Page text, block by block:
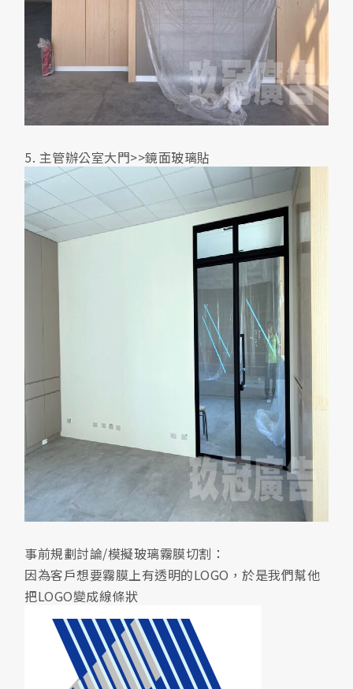
5. 主管辦公室大門>>鏡面玻璃貼
事前規劃討論/模擬玻璃霧膜切割：
因為客戶想要霧膜上有透明的LOGO，於是我們幫他
把LOGO變成線條狀